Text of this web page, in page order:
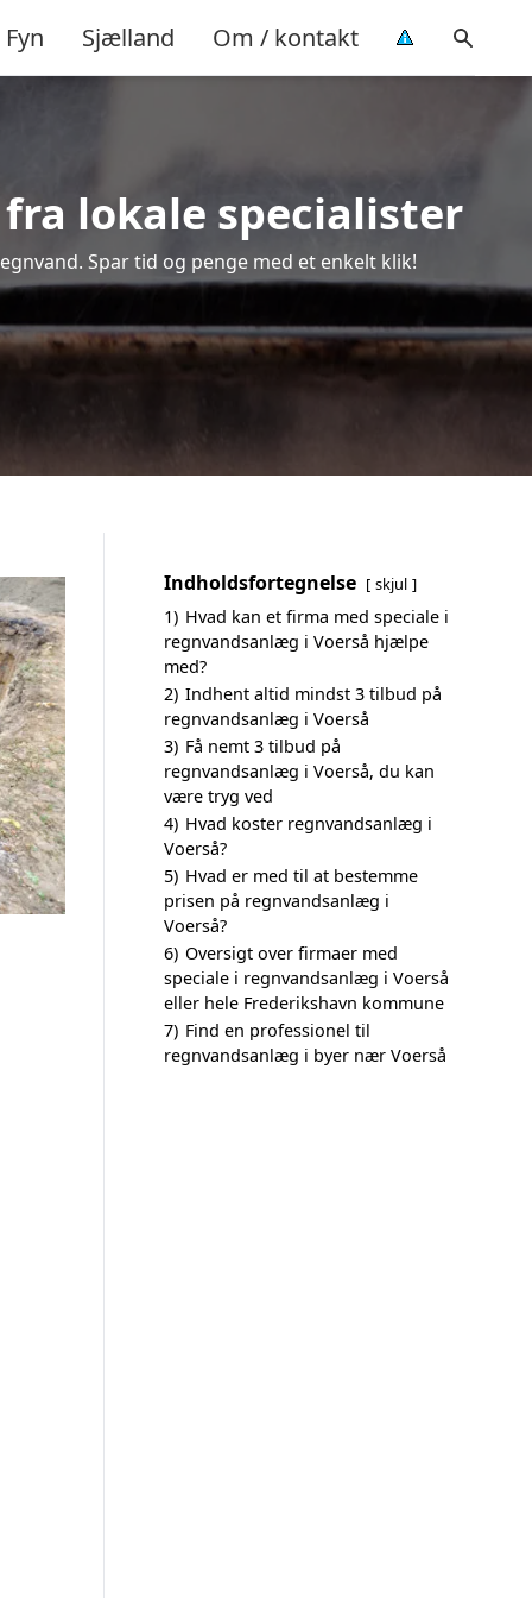
Fyn Sjælland Om / kontakt
lokale specialister
Spar tid og penge med et enkelt klik!
Indholdsfortegnelse skjul
1) Hvad kan et firma med speciale i
regnvandsanlæg i Voerså hjælpe
med?
2) Indhent altid mindst 3 tilbud på
regnvandsanlæg i Voerså
3) Få nemt 3 tilbud på
regnvandsanlæg i Voerså, du kan
være tryg ved
4) Hvad koster regnvandsanlæg i
Voerså?
5) Hvad er med til at bestemme
prisen på regnvandsanlæg i
Voerså?
6) Oversigt over firmaer med
speciale i regnvandsanlæg i Voerså
eller hele Frederikshavn kommune
7) Find en professionel til
regnvandsanlæg i byer nær Voerså